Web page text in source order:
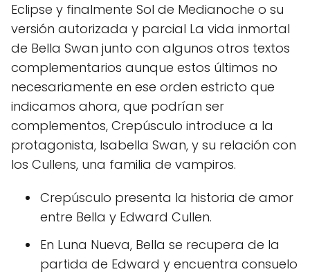
Eclipse y finalmente Sol de Medianoche o su
versión autorizada y parcial La vida inmortal
de Bella Swan junto con algunos otros textos
complementarios aunque estos últimos no
necesariamente en ese orden estricto que
indicamos ahora, que podrían ser
complementos, Crepúsculo introduce a la
protagonista, Isabella Swan, y su relación con
los Cullens, una familia de vampiros.
Crepúsculo presenta la historia de amor
entre Bella y Edward Cullen.
En Luna Nueva, Bella se recupera de la
partida de Edward y encuentra consuelo